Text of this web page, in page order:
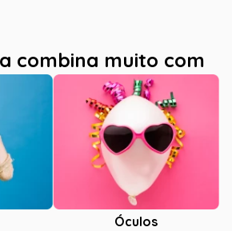
combina muito com
Óculos